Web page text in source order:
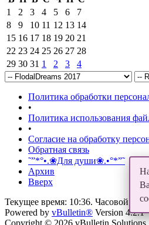
1
2 3 4 5 6
7
8
9 10 11 12 13 14
15 16 17 18 19 20 21
22 23 24 25 26 27 28
29 30 31 1 2 3 4
Политика обработки
•
Политика использования
•
Согласие на обработку
Обратная связь
˜”*°•.❀Для души❀.•°*”˜
Архив
Вверх
Текущее время: 10:36. Часовой
Powered by vBulletin® Version 4.2.1